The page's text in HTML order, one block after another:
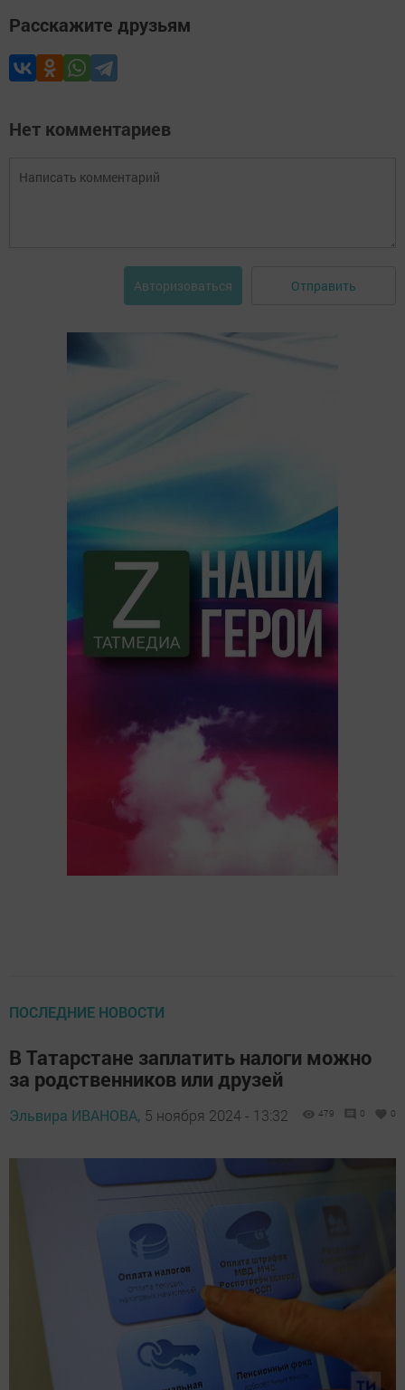
Расскажите друзьям
Нет комментариев
Авторизоваться Отправить
ПОСЛЕДНИЕ НОВОСТИ
В Татарстане заплатить налоги можно
за родственников или друзей
Эльвира ИВАНОВА, 5 ноября 2024 - 13:32 479 0 0